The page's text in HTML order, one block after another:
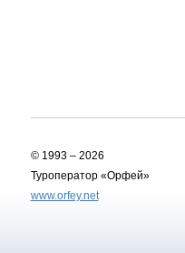
© 1993 – 2026
Туроператор «Орфей»
www.orfey.net